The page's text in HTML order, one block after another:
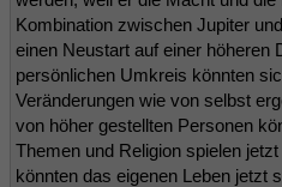
Kombination zwischen Jupiter
einen Neustart auf einer höheren
persönlichen Umkreis könnten
Veränderungen wie von selbst
von höher gestellten Personen
Themen und Religion spielen
könnten das eigenen Leben jetzt